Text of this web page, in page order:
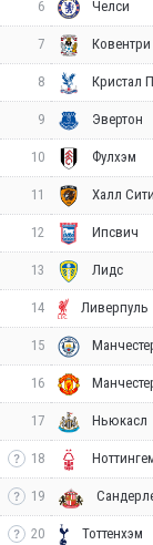
6 Челси
7 Ковентри
8 Кристал
9 Эвертон
10 Фулхэм
11 Халл Сити
12 Ипсвич
13 Лидс
14 Ливерпуль
15
16
17 Ньюкасл
18
19
20 Тоттенхэм